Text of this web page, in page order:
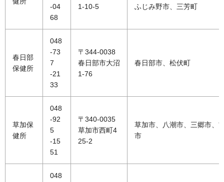
-04
68
1-10-5
ふじみ野市、三芳町
春日部
保健所
048
-73
7
-21
33
〒344-0038
春日部市大沼
1-76
春日部市、松伏町
草加保
健所
048
-92
5
-15
51
〒340-0035
草加市西町4
25-2
草加市、八潮市、三郷市、
市
048